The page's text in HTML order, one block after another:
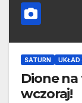
SATURN UKŁAD
Dione na
wczoraj!